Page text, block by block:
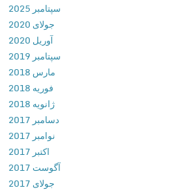
t
i
A
c
c
o
u
n
t
v
4
سپتامبر 2025
جولای 2020
آوریل 2020
سپتامبر 2019
مارس 2018
فوریه 2018
ژانویه 2018
دسامبر 2017
نوامبر 2017
آگوست 2017
جولای 2017